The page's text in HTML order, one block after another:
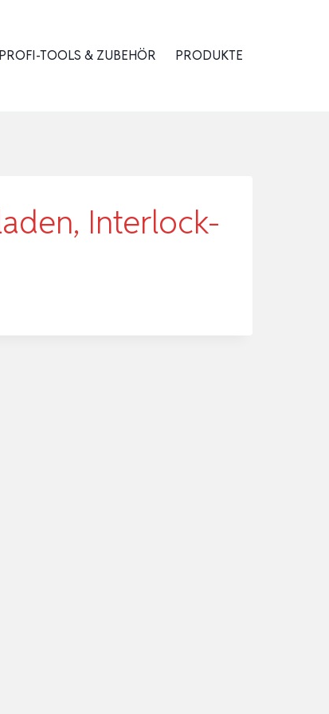
PROFI-TOOLS & ZUBEHÖR PRODUKTE
Interlock-